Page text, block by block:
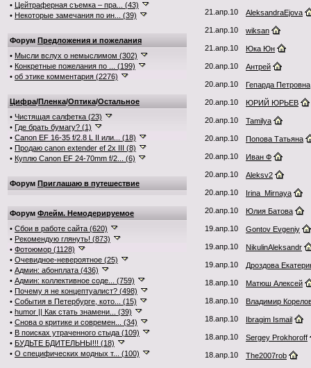
• Цейтраферная съемка – пра... (43)
• Некоторые замечания по ин... (39)
Форум Предложения и пожелания
• Мысли вслух о немыслимом (302)
• Конкретные пожелания по ... (199)
• об этике комментария (2276)
Цифра/Пленка/Оптика/Остальное
• Чистящая салфетка (23)
• Где брать бумагу? (1)
• Canon EF 16-35 f/2.8 L II или... (18)
• Продаю canon extender ef 2x III (8)
• Куплю Canon EF 24-70mm f/2... (6)
Форум Приглашаю в путешествие
Форум Флейм. Немодерируемое
• Сбои в работе сайта (620)
• Рекомендую глянуть! (873)
• Фотоюмор (1128)
• Очевидное-невероятное (25)
• Админ: абонплата (436)
• Админ: коллективное соде... (759)
• Почему я не концептуалист? (498)
• События в Петербурге, кото... (15)
• humor || Как стать знамени... (39)
• Снова о критике и современ... (34)
• В поисках утраченного стыда (109)
• БУДЬТЕ БДИТЕЛЬНЫ!!! (18)
• О специфических модных т... (100)
21.апр.10 AleksandraEjova
21.апр.10 wiksan
21.апр.10 Юка Юн
20.апр.10 Антрей
20.апр.10 Гепарда Петровна
20.апр.10 ЮРИЙ ЮРЬЕВ
20.апр.10 Tamilya
20.апр.10 Попова Татьяна
20.апр.10 Иван Ф
20.апр.10 Aleksv2
20.апр.10 Irina_Mirnaya
20.апр.10 Юлия Батова
19.апр.10 Gontov Evgeniy
19.апр.10 NikulinAleksandr
19.апр.10 Дроздова
18.апр.10 Матюш Алексей
18.апр.10 Владимир
18.апр.10 Ibragim Ismail
18.апр.10 Sergey Prokhoroff
18.апр.10 The2007rob